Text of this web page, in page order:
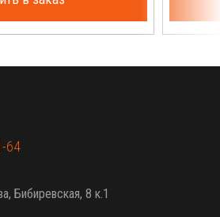
64
Бибиревская, 8 к.1